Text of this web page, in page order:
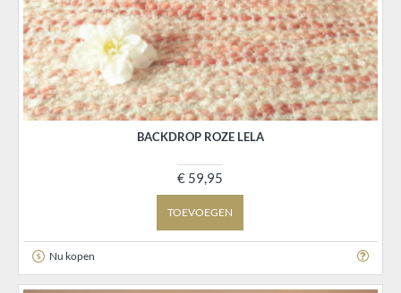
BACKDROP ROZE LELA
€ 59,95
TOEVOEGEN
Nu kopen